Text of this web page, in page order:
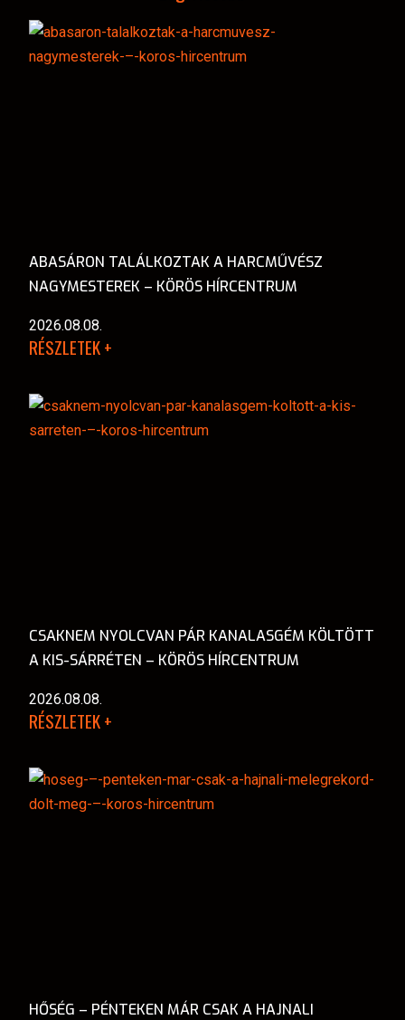
ABASÁRON TALÁLKOZTAK A HARCMŰVÉSZ
NAGYMESTEREK – KÖRÖS HÍRCENTRUM
2026.08.08.
RÉSZLETEK +
CSAKNEM NYOLCVAN PÁR KANALASGÉM KÖLTÖTT
A KIS-SÁRRÉTEN – KÖRÖS HÍRCENTRUM
2026.08.08.
RÉSZLETEK +
HŐSÉG – PÉNTEKEN MÁR CSAK A HAJNALI